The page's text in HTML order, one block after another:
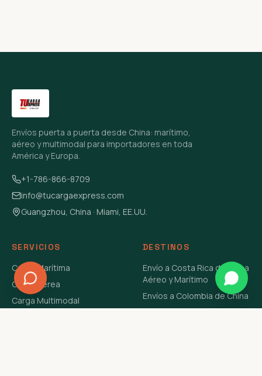
Envíos puerta a puerta desde China: marítimo,
aéreo y multimodal para importadores en toda
América y Europa.
+1-786-866-8709
info@tucargaexpress.com
Guangzhou, China · Miami, EE.UU.
SERVICIOS
Carga Marítima
Carga Aérea
Carga Multimodal
DESTINOS
Envío a Costa Rica de China
Aéreo y Marítimo
Envíos a Colombia de China